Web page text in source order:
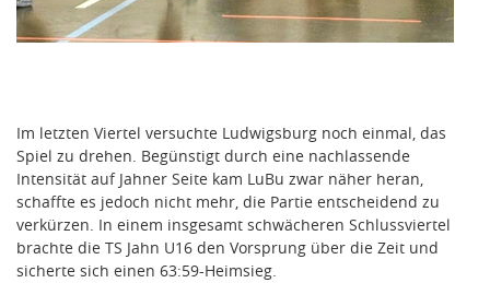
Im letzten Viertel versuchte Ludwigsburg noch einmal, das
Spiel zu drehen. Begünstigt durch eine nachlassende
Intensität auf Jahner Seite kam LuBu zwar näher heran,
schaffte es jedoch nicht mehr, die Partie entscheidend zu
verkürzen. In einem insgesamt schwächeren Schlussviertel
brachte die TS Jahn U16 den Vorsprung über die Zeit und
sicherte sich einen 63:59-Heimsieg.